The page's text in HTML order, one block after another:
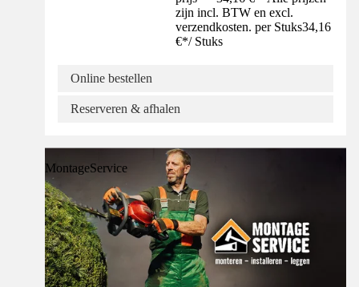
zijn incl. BTW en excl.
verzendkosten. per Stuks34,16
€*/ Stuks
Online bestellen
Reserveren & afhalen
MontageService